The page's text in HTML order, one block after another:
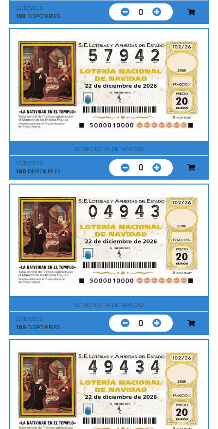
22/12/2026
190 DISPONIBLES 0
SORTEO EXTRA. DE NAVIDAD
22/12/2026
180 DISPONIBLES 0
SORTEO EXTRA. DE NAVIDAD
22/12/2026
189 DISPONIBLES 0